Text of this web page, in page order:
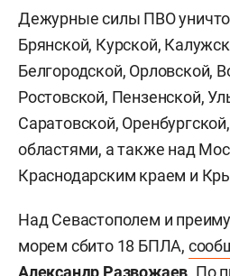
Дежурные силы ПВО
Брянской, Курской,
Белгородской, Орловской,
Ростовской, Пензенской,
Саратовской,
областями, а также над
Краснодарским краем и
Над Севастополем и
морем сбито 18 БПЛА,
Александр Развожаев. По